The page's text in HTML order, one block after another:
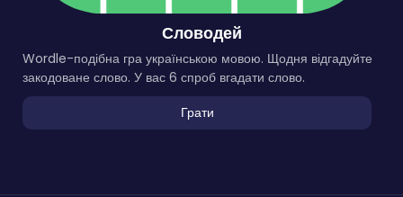
Словодей
Wordle-подібна гра українською мовою. Щодня відгадуйте
закодоване слово. У вас 6 спроб вгадати слово.
Грати